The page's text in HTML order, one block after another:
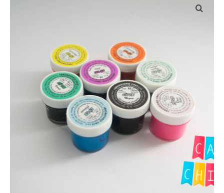
Como Registrarse
Finalizar compra